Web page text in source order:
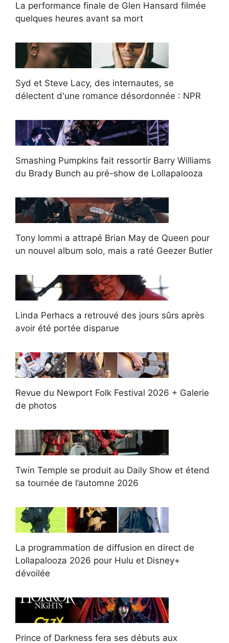
La performance finale de Glen Hansard filmée
quelques heures avant sa mort
Syd et Steve Lacy, des internautes, se
délectent d'une romance désordonnée : NPR
Smashing Pumpkins fait ressortir Barry Williams
du Brady Bunch au pré-show de Lollapalooza
Tony Iommi a attrapé Brian May de Queen pour
un nouvel album solo, mais a raté Geezer Butler
Linda Perhacs a retrouvé des jours sûrs après
avoir été portée disparue
Revue du Newport Folk Festival 2026 + Galerie
de photos
Twin Temple se produit au Daily Show et étend
sa tournée de l’automne 2026
La programmation de diffusion en direct de
Lollapalooza 2026 pour Hulu et Disney+
dévoilée
Prince of Darkness fera ses débuts aux